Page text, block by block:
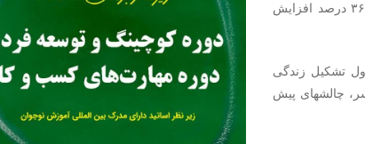
عنوان نمونه ازدواج نسبت به سال گذشته ۶٫۵ درصد کاهش یافته،‌ این در حالیست که طلاق به طور متوسط ۳۶ درصد افزایش
تشکیل زندگی
چالشهای پیش